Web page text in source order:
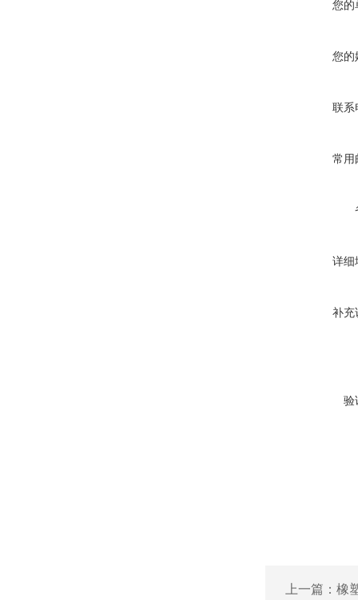
您的
您的
联系
常用
详细
补充
验
上一篇： 橡